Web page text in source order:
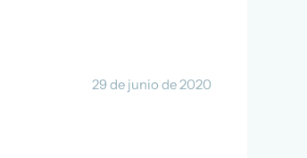
29 de junio de 2020